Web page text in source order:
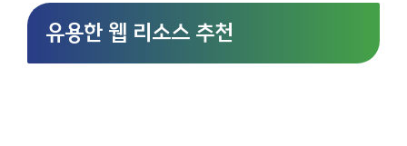
유용한 웹 리소스 추천